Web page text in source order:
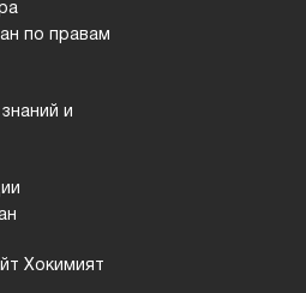
по правам
и
Хокимият